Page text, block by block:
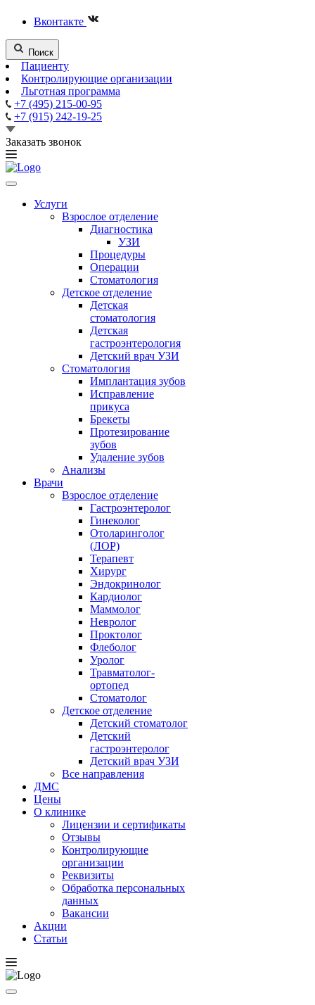
Вконтакте
Поиск
Пациенту
Контролирующие организации
Льготная программа
+7 (495) 215-00-95
+7 (915) 242-19-25
Заказать звонок
Услуги
Взрослое отделение
Диагностика
УЗИ
Процедуры
Операции
Стоматология
Детское отделение
Детская
стоматология
Детская
гастроэнтерология
Детский врач УЗИ
Стоматология
Имплантация зубов
Исправление
прикуса
Брекеты
Протезирование
зубов
Удаление зубов
Анализы
Врачи
Взрослое отделение
Гастроэнтеролог
Гинеколог
Отоларинголог
(ЛОР)
Терапевт
Хирург
Эндокринолог
Кардиолог
Маммолог
Невролог
Проктолог
Флеболог
Уролог
Травматолог-
ортопед
Стоматолог
Детское отделение
Детский стоматолог
Детский
гастроэнтеролог
Детский врач УЗИ
Все направления
ДМС
Цены
О клинике
Лицензии и сертификаты
Отзывы
Контролирующие
организации
Реквизиты
Обработка персональных
данных
Вакансии
Акции
Статьи